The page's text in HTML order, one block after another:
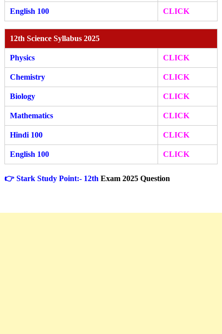
English 100 CLICK
12th Science Syllabus 2025
Physics CLICK
Chemistry CLICK
Biology CLICK
Mathematics CLICK
Hindi 100 CLICK
English 100 CLICK
👉 Stark Study Point:- 12th Exam 2025 Question